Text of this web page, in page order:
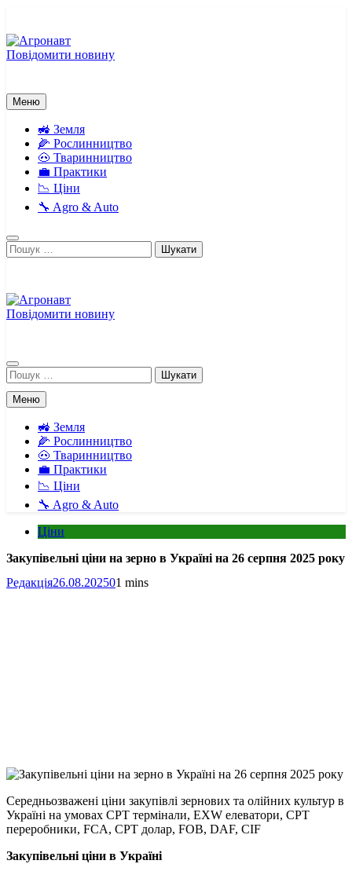
вмісту
Повідомити новину
Меню
🚜 Земля
🌽 Рослинництво
🐽 Тваринництво
💼 Практики
📉 Ціни
🔧 Agro & Auto
Пошук:
Повідомити новину
Пошук:
Меню
🚜 Земля
🌽 Рослинництво
🐽 Тваринництво
💼 Практики
📉 Ціни
🔧 Agro & Auto
Ціни
Закупівельні ціни на зерно в Україні на 26 серпня 2025 року
Редакція26.08.202501 mins
Link
Print
Середньозважені ціни закупівлі зернових та олійних культур в
Україні на умовах CPT термінали, EXW елеватори, CPT
переробники, FCA, CPT долар, FOB, DAF, CIF
Закупівельні ціни в Україні